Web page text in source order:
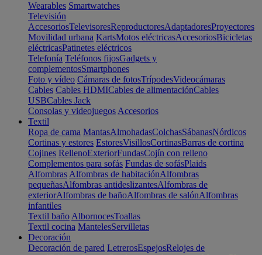
Wearables Smartwatches
Televisión
AccesoriosTelevisoresReproductoresAdaptadoresProyectores
Movilidad urbana KartsMotos eléctricasAccesoriosBicicletas
eléctricasPatinetes eléctricos
Telefonía Teléfonos fijosGadgets y
complementosSmartphones
Foto y vídeo Cámaras de fotosTrípodesVideocámaras
Cables Cables HDMICables de alimentaciónCables
USBCables Jack
Consolas y videojuegos Accesorios
Textil
Ropa de cama MantasAlmohadasColchasSábanasNórdicos
Cortinas y estores EstoresVisillosCortinasBarras de cortina
Cojines RellenoExteriorFundasCojín con relleno
Complementos para sofás Fundas de sofásPlaids
Alfombras Alfombras de habitaciónAlfombras
pequeñasAlfombras antideslizantesAlfombras de
exteriorAlfombras de bañoAlfombras de salónAlfombras
infantiles
Textil baño AlbornocesToallas
Textil cocina MantelesServilletas
Decoración
Decoración de pared LetrerosEspejosRelojes de